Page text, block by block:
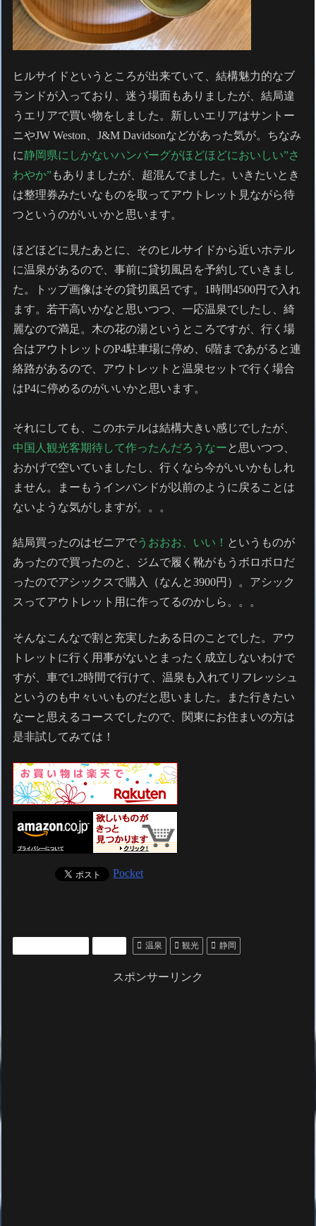
ヒルサイドというところが出来ていて、結構魅力的なブ
ランドが入っており、迷う場面もありましたが、結局違
うエリアで買い物をしました。新しいエリアはサントー
ニやJW Weston、J&M Davidsonなどがあった気が。ちなみ
に静岡県にしかないハンバーグがほどほどにおいしい”さ
わやか”もありましたが、超混んでました。いきたいとき
は整理券みたいなものを取ってアウトレット見ながら待
つというのがいいかと思います。
ほどほどに見たあとに、そのヒルサイドから近いホテル
に温泉があるので、事前に貸切風呂を予約していきまし
た。トップ画像はその貸切風呂です。1時間4500円で入れ
ます。若干高いかなと思いつつ、一応温泉でしたし、綺
麗なので満足。木の花の湯というところですが、行く場
合はアウトレットのP4駐車場に停め、6階まであがると連
絡路があるので、アウトレットと温泉セットで行く場合
はP4に停めるのがいいかと思います。
それにしても、このホテルは結構大きい感じでしたが、
中国人観光客期待して作ったんだろうなーと思いつつ、
おかげで空いていましたし、行くなら今がいいかもしれ
ません。まーもうインバンドが以前のように戻ることは
ないような気がしますが。。。
結局買ったのはゼニアでうおおお、いい！ というものが
あったので買ったのと、ジムで履く靴がもうボロボロだ
ったのでアシックスで購入（なんと3900円）。アシック
スってアウトレット用に作ってるのかしら。。。
そんなこんなで割と充実したある日のことでした。アウ
トレットに行く用事がないとまったく成立しないわけで
すが、車で1.2時間で行けて、温泉も入れてリフレッシュ
というのも中々いいものだと思いました。また行きたい
なーと思えるコースでしたので、関東にお住まいの方は
是非試してみては！
Pocket
温泉 観光 静岡
スポンサーリンク